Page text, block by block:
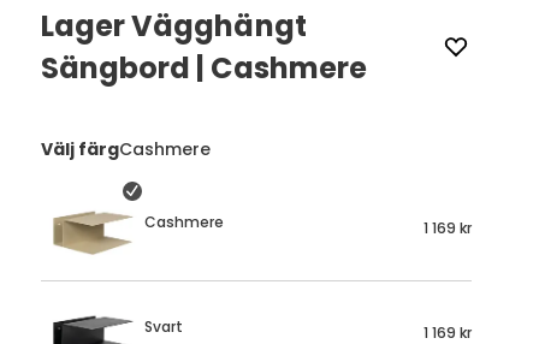
Lager Vägghängt
Sängbord | Cashmere
Välj färgCashmere
Cashmere 1 169 kr
Svart 1 169 kr